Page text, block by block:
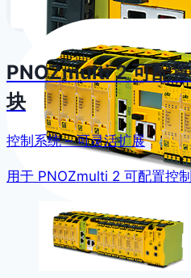
PNOZmulti 2 可配
块
控制系统 – 可灵活扩展
用于 PNOZmulti 2 可配置控